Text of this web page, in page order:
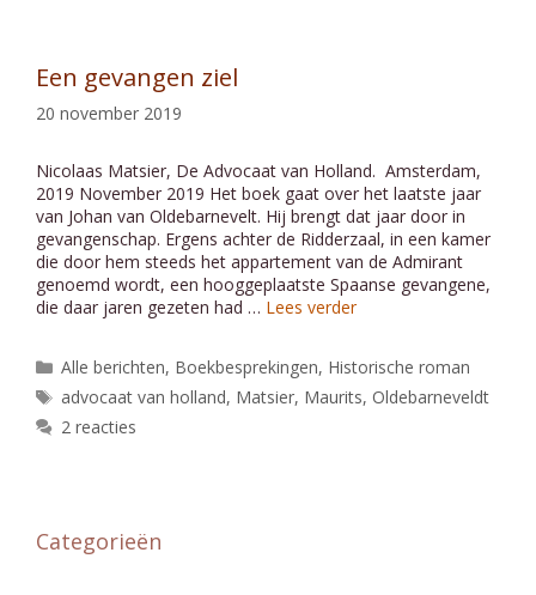
Een gevangen ziel
20 november 2019
Nicolaas Matsier, De Advocaat van Holland. Amsterdam,
2019 November 2019 Het boek gaat over het laatste jaar
van Johan van Oldebarnevelt. Hij brengt dat jaar door in
gevangenschap. Ergens achter de Ridderzaal, in een kamer
die door hem steeds het appartement van de Admirant
genoemd wordt, een hooggeplaatste Spaanse gevangene,
die daar jaren gezeten had … Lees verder
Categorieën
Alle berichten, Boekbesprekingen, Historische roman
Tags
advocaat van holland, Matsier, Maurits,Oldebarneveldt
2 reacties
Categorieën